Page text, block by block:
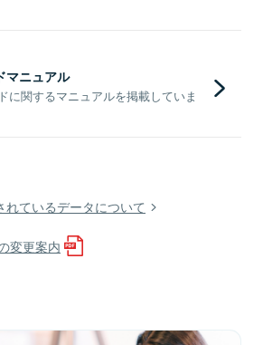
マニュアル
に関するマニュアルを掲載していま
ているデータについて
変更案内